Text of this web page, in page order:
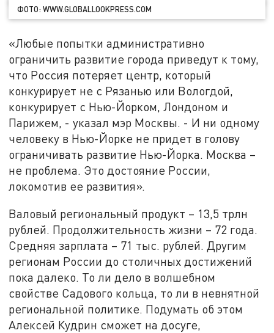
ФОТО: WWW.GLOBALLOOKPRESS.COM
«Любые попытки административно
ограничить развитие города приведут к тому,
что Россия потеряет центр, который
конкурирует не с Рязанью или Вологдой,
конкурирует с Нью-Йорком, Лондоном и
Парижем, - указал мэр Москвы. - И ни одному
человеку в Нью-Йорке не придет в голову
ограничивать развитие Нью-Йорка. Москва –
не проблема. Это достояние России,
локомотив ее развития».
Валовый региональный продукт – 13,5 трлн
рублей. Продолжительность жизни – 72 года.
Средняя зарплата – 71 тыс. рублей. Другим
регионам России до столичных достижений
пока далеко. То ли дело в волшебном
свойстве Садового кольца, то ли в невнятной
региональной политике. Подумать об этом
Алексей Кудрин сможет на досуге,